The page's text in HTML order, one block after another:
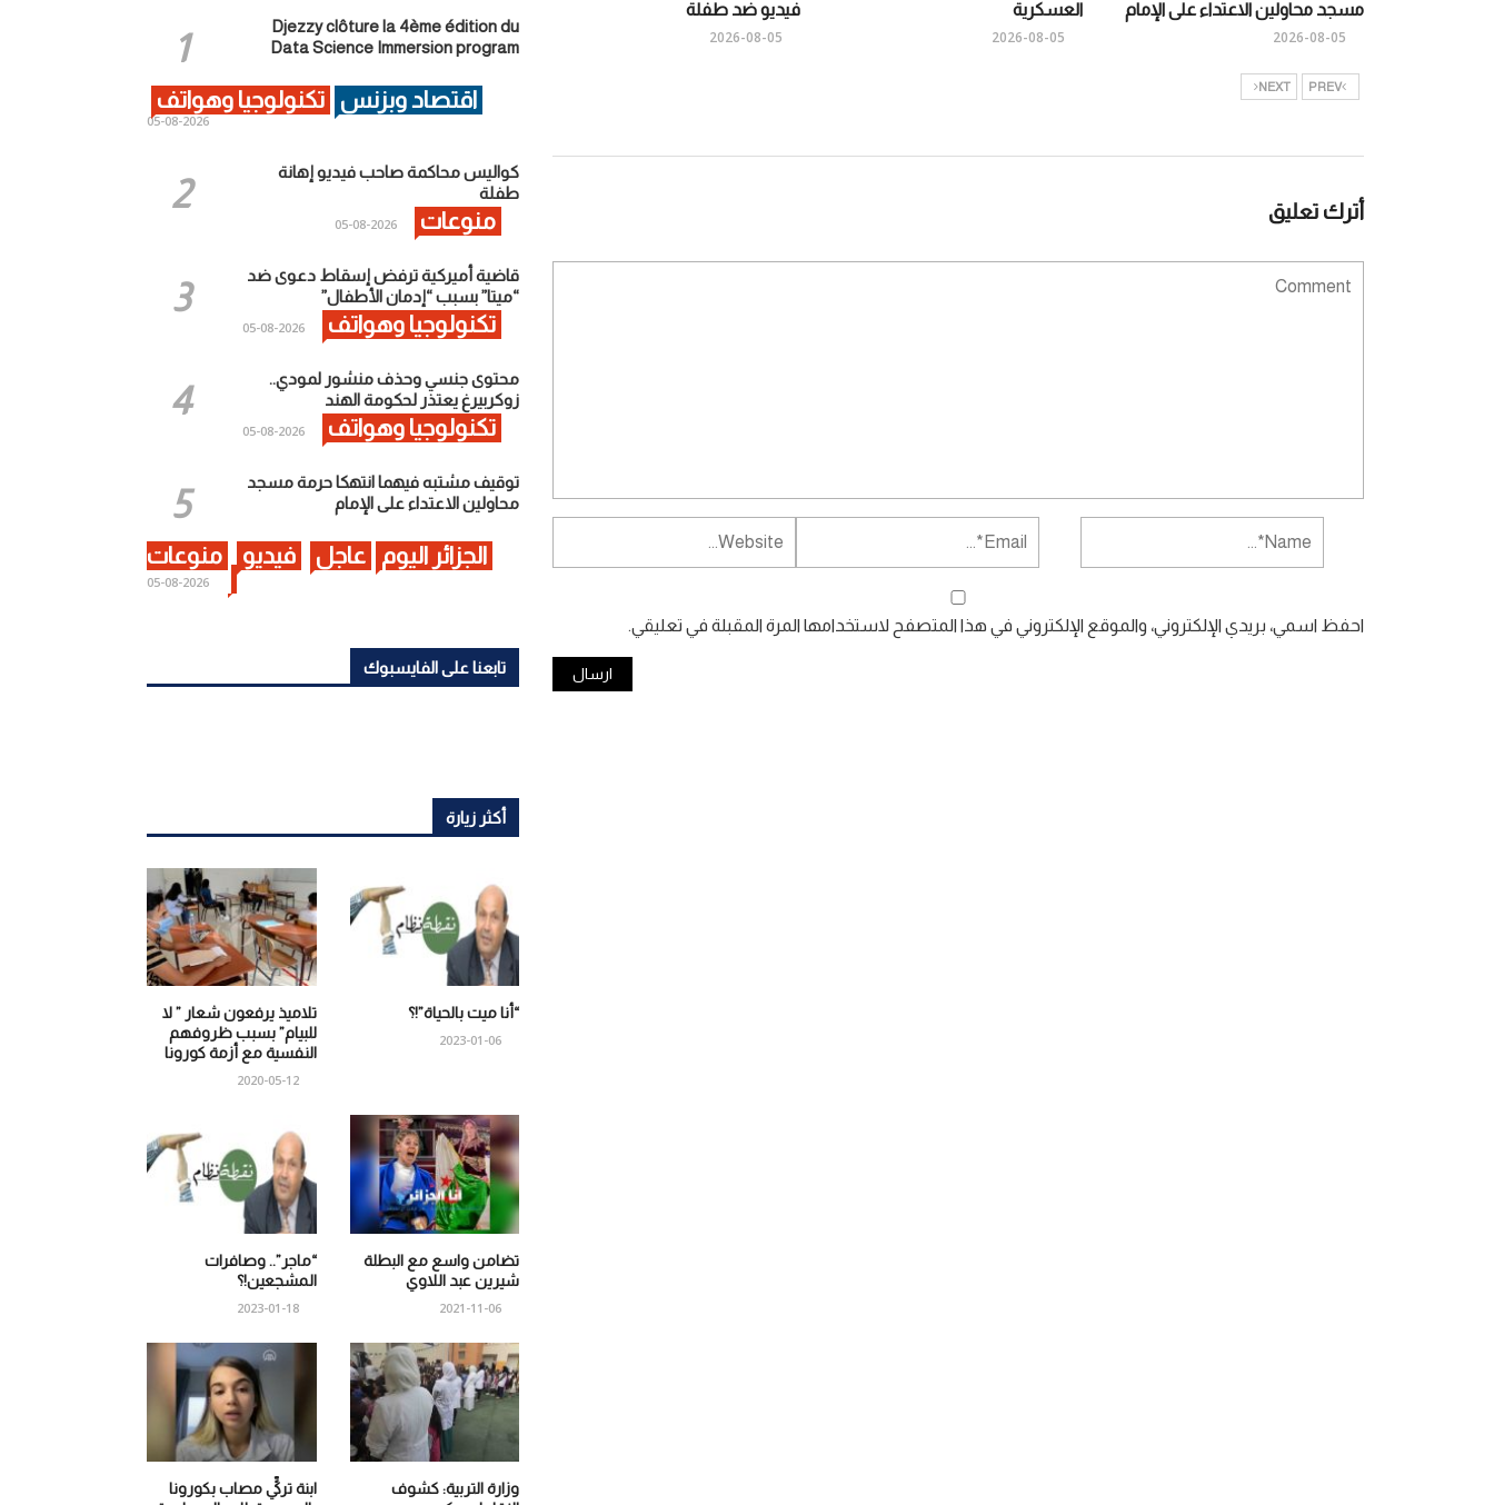
مسجد محاولين الاعتداء على الإمام
2026-08-05
العسكرية
2026-08-05
فيديو ضد طفلة
2026-08-05
PREV
NEXT
أترك تعليق
احفظ اسمي، بريدي الإلكتروني، والموقع الإلكتروني في هذا المتصفح لاستخدامها المرة المقبلة في تعليقي.
Djezzy clôture la 4ème édition du
Data Science Immersion program
اقتصاد وبزنس تكنولوجيا وهواتف
2026-08-05
كواليس محاكمة صاحب فيديو إهانة
طفلة
منوعات 2026-08-05
قاضية أميركية ترفض إسقاط دعوى ضد
“ميتا” بسبب “إدمان الأطفال”
تكنولوجيا وهواتف 2026-08-05
محتوى جنسي وحذف منشور لمودي..
زوكربيرغ يعتذر لحكومة الهند
تكنولوجيا وهواتف 2026-08-05
توقيف مشتبه فيهما انتهكا حرمة مسجد
محاولين الاعتداء على الإمام
الجزائر اليوم عاجل فيديو منوعات
2026-08-05
تابعنا على الفايسبوك
أكثر زيارة
تلاميذ يرفعون شعار ” لا
للبيام” بسبب ظروفهم
النفسية مع أزمة كورونا
2020-05-12
“أنا ميت بالحياة”!؟
2023-01-06
“ماجر”.. وصافرات
المشجعين!؟
2023-01-18
تضامن واسع مع البطلة
شيرين عبد اللاوي
2021-11-06
ابنة تركيٍّ مصاب بكورونا
وزارة التربية: كشوف